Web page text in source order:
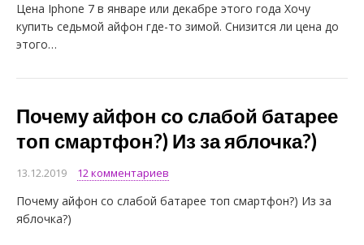
Цена Iphone 7 в январе или декабре этого года Хочу
купить седьмой айфон где-то зимой. Снизится ли цена до
этого…
Почему айфон со слабой батарее
топ смартфон?) Из за яблочка?)
13.12.2019 12 комментариев
Почему айфон со слабой батарее топ смартфон?) Из за
яблочка?)